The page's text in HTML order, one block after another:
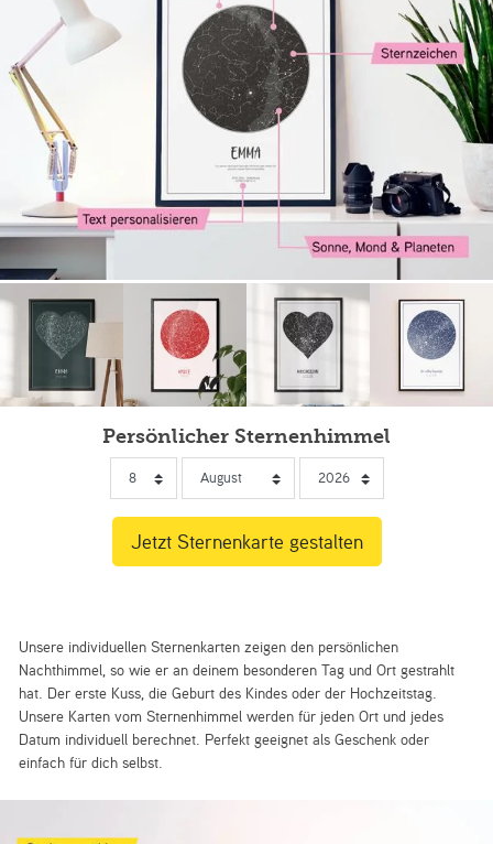
Persönlicher Sternenhimmel
Unsere individuellen Sternenkarten zeigen den persönlichen
Nachthimmel, so wie er an deinem besonderen Tag und Ort gestrahlt
hat. Der erste Kuss, die Geburt des Kindes oder der Hochzeitstag.
Unsere Karten vom Sternenhimmel werden für jeden Ort und jedes
Datum individuell berechnet. Perfekt geeignet als Geschenk oder
einfach für dich selbst.